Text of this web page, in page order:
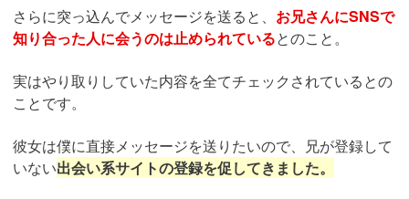
さらに突っ込んでメッセージを送ると、 お兄さんにSNSで
知り合った人に会うのは止められているとのこと。
実はやり取りしていた内容を全てチェックされているとの
ことです。
彼女は僕に直接メッセージを送りたいので、兄が登録して
いない出会い系サイトの登録を促してきました。